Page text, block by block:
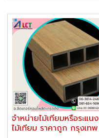
จำหน่ายไม้เทียมหรือระแนง
ไม้เทียม ราคาถูก กรุงเทพ